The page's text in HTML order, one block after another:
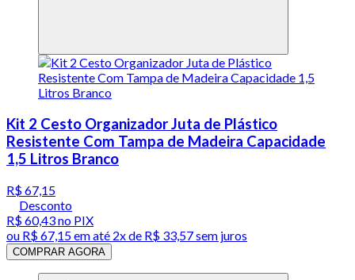
Kit 2 Cesto Organizador Juta de Plástico
Resistente Com Tampa de Madeira Capacidade
1,5 Litros Branco
R$ 67,15
Desconto
R$ 60,43no PIX
ou R$ 67,15em até 2x de R$ 33,57 sem juros
COMPRAR AGORA